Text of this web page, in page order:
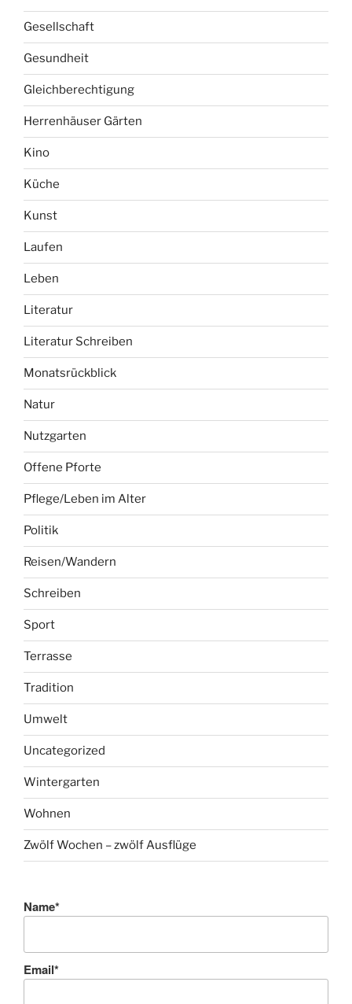
Gesellschaft
Gesundheit
Gleichberechtigung
Herrenhäuser Gärten
Kino
Küche
Kunst
Laufen
Leben
Literatur
Literatur Schreiben
Monatsrückblick
Natur
Nutzgarten
Offene Pforte
Pflege/Leben im Alter
Politik
Reisen/Wandern
Schreiben
Sport
Terrasse
Tradition
Umwelt
Uncategorized
Wintergarten
Wohnen
Zwölf Wochen – zwölf Ausflüge
Name*
Email*